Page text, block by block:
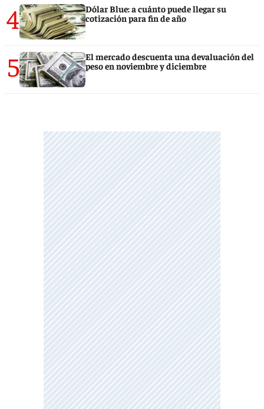
4
Dólar Blue: a cuánto puede llegar su
cotización para fin de año
5
El mercado descuenta una devaluación del
peso en noviembre y diciembre